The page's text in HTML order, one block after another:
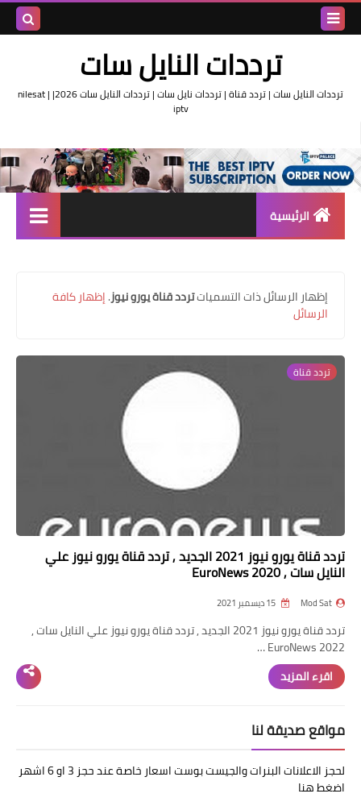
ترددات النايل سات
ترددات النايل سات | تردد قناة | ترددات نايل سات | ترددات النايل سات 2026| nilesat |
iptv
الرئيسية
اقوى ترددات النايل سات
تردد قناة
ترددات النايل سات
‏إظهار الرسائل ذات التسمياتتردد قناة يورو نيوز.إظهار كافة
الرسائل
تردد قناة
تردد قناة يورو نيوز 2021 الجديد , تردد قناة يورو نيوز علي
النايل سات , EuroNews 2020
Mod Sat
تردد قناة يورو نيوز 2021 الجديد , تردد قناة يورو نيوز علي النايل سات ,
EuroNews 2022 …
اقرء المزيد
مواقع صديقة لنا
لحجز الاعلانات البنرات والجيست بوست اسعار خاصة عند حجز 3 او 6 اشهر
اضغط هنا